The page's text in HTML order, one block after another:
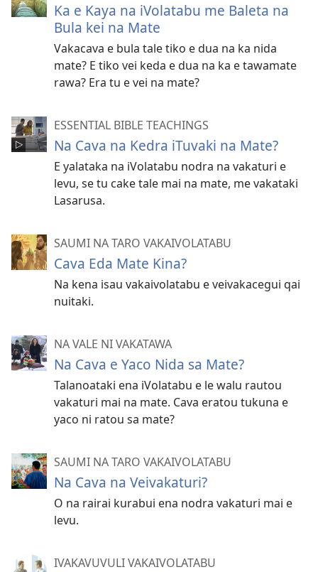
Ka e Kaya na iVolatabu me Baleta na
Bula kei na Mate
Vakacava e bula tale tiko e dua na ka nida
mate? E tiko vei keda e dua na ka e tawamate
rawa? Era tu e vei na mate?
ESSENTIAL BIBLE TEACHINGS
Na Cava na Kedra iTuvaki na Mate?
E yalataka na iVolatabu nodra na vakaturi e
levu, se tu cake tale mai na mate, me vakataki
Lasarusa.
SAUMI NA TARO VAKAIVOLATABU
Cava Eda Mate Kina?
Na kena isau vakaivolatabu e veivakacegui qai
nuitaki.
NA VALE NI VAKATAWA
Na Cava e Yaco Nida sa Mate?
Talanoataki ena iVolatabu e le walu rautou
vakaturi mai na mate. Cava eratou tukuna e
yaco ni ratou sa mate?
SAUMI NA TARO VAKAIVOLATABU
Na Cava na Veivakaturi?
O na rairai kurabui ena nodra vakaturi mai e
levu.
IVAKAVUVULI VAKAIVOLATABU